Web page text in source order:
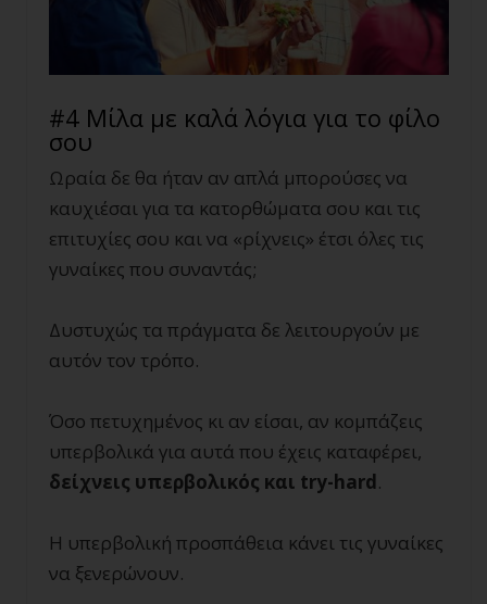
#4 Μίλα με καλά λόγια για το φίλο
σου
Ωραία δε θα ήταν αν απλά μπορούσες να
καυχιέσαι για τα κατορθώματα σου και τις
επιτυχίες σου και να «ρίχνεις» έτσι όλες τις
γυναίκες που συναντάς;
Δυστυχώς τα πράγματα δε λειτουργούν με
αυτόν τον τρόπο.
Όσο πετυχημένος κι αν είσαι, αν κομπάζεις
υπερβολικά για αυτά που έχεις καταφέρει,
δείχνεις υπερβολικός και try-hard.
Η υπερβολική προσπάθεια κάνει τις γυναίκες
να ξενερώνουν.